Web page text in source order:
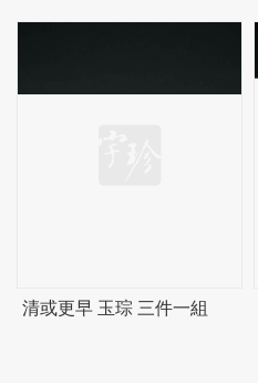
清或更早 玉琮 三件一組